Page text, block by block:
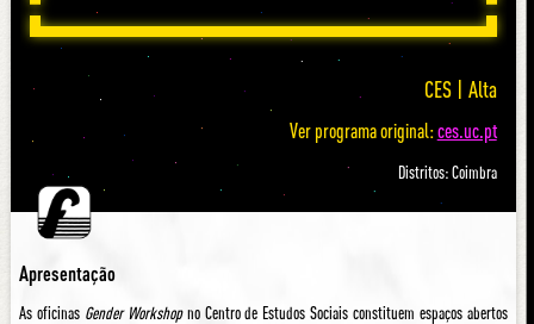
CES | Alta
Ver programa original:ces.uc.pt
Distritos: Coimbra
Apresentação
As oficinas Gender Workshopno Centro de Estudos Sociais constituem espaços abertos